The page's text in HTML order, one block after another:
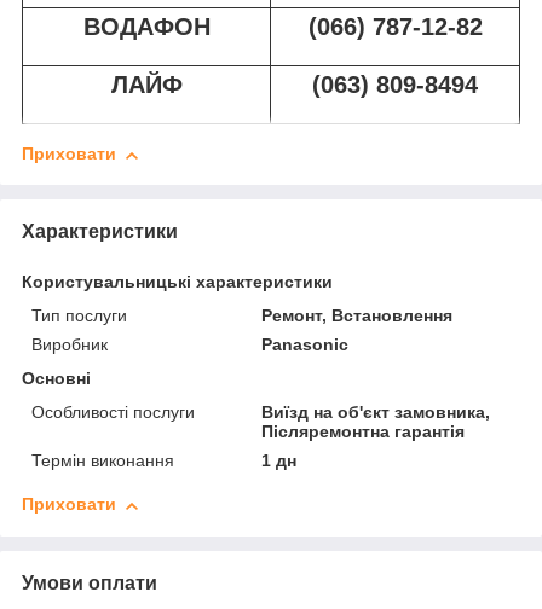
ВОДАФОН (066) 787-12-82
ЛАЙФ (063) 809-8494
Приховати
Характеристики
Користувальницькі характеристики
Тип послуги
Ремонт, Встановлення
Виробник
Panasonic
Основні
Особливості послуги
Виїзд на об'єкт замовника,
Післяремонтна гарантія
Термін виконання
1 дн
Приховати
Умови оплати